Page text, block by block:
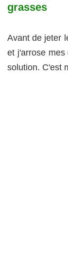
grasses
Avant de jeter
et j'arrose mes
solution. C'est